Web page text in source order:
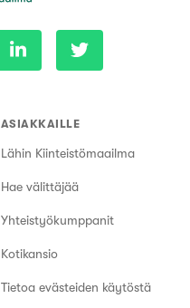
ASIAKKAILLE
Lähin Kiinteistömaailma
Hae välittäjää
Yhteistyökumppanit
Kotikansio
Tietoa evästeiden käytöstä